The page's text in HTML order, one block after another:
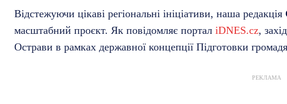
Відстежуючи цікаві регіональні ініціативи, наша редакція
масштабний проєкт. Як повідомляє портал iDNES.cz,
Острави в рамках державної концепції Підготовки
РЕКЛАМА